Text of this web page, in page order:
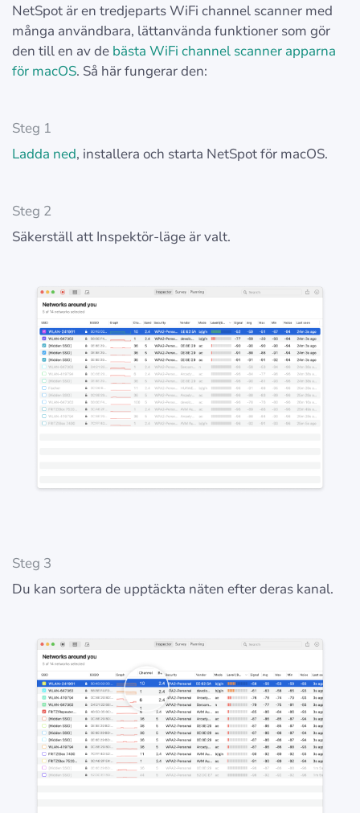
NetSpot är en tredjeparts WiFi channel scanner med
många användbara, lättanvända funktioner som gör
den till en av de bästa WiFi channel scanner apparna
för macOS. Så här fungerar den:
Steg 1
Ladda ned, installera och starta NetSpot för macOS.
Steg 2
Säkerställ att Inspektör-läge är valt.
Steg 3
Du kan sortera de upptäckta näten efter deras kanal.